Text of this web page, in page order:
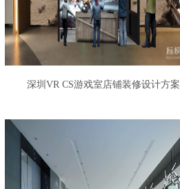
深圳VR CS游戏室店铺装修设计方案